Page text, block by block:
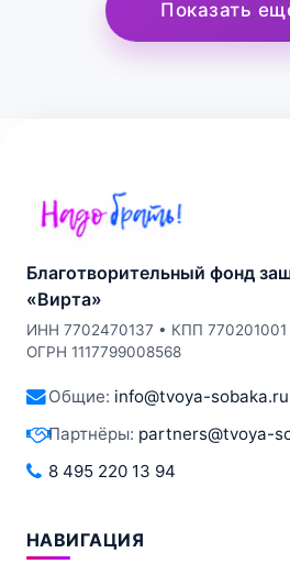
Показать
Благотворительный фонд
«Вирта»
ИНН 7702470137 • КПП 770201001
ОГРН 1117799008568
Общие: info@tvoya-sobaka.ru
Партнёры: partners@tvoya-
8 495 220 13 94
НАВИГАЦИЯ